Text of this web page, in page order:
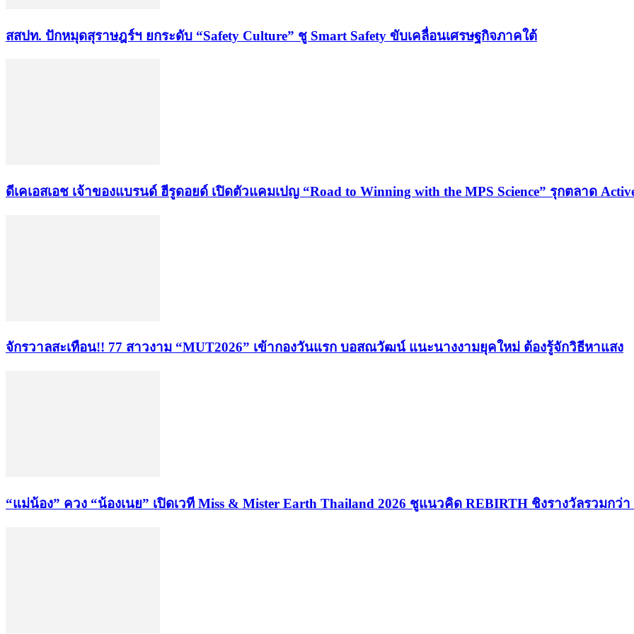
สสปท. ปักหมุดสุราษฎร์ฯ ยกระดับ “Safety Culture” ชู Smart Safety ขับเคลื่อนเศรษฐกิจภาคใต้
ดีเคเอสเอช เจ้าของแบรนด์ ฮีรูดอยด์ เปิดตัวแคมเปญ “Road to Winning with the MPS Science” รุกตลาด
จักรวาลสะเทือน!! 77 สาวงาม “MUT2026” เข้ากองวันแรก บอสณวัฒน์ แนะนางงามยุคใหม่ ต้องรู้จักวิธีหาแสง
“แม่น้อง” ควง “น้องเนย” เปิดเวที Miss & Mister Earth Thailand 2026 ชูแนวคิด REBIRTH ชิงรางวัลรวมกว่